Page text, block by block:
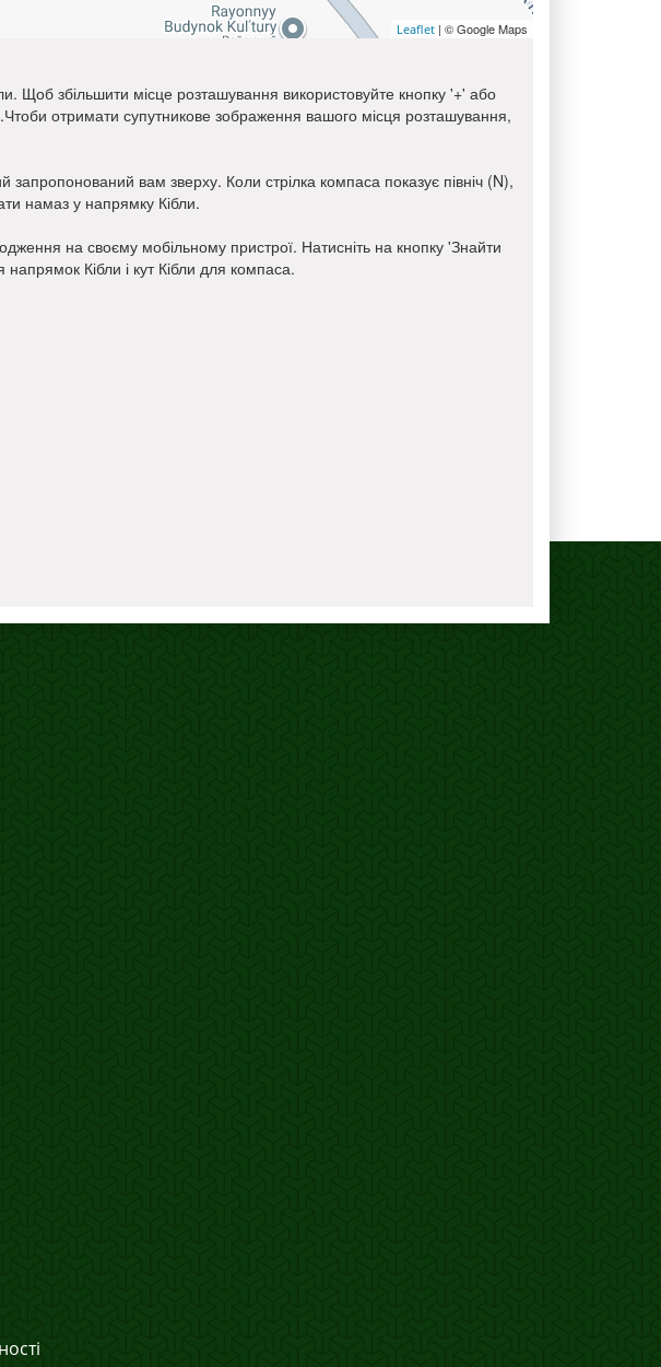
Leaflet | © Google Maps
Щоб збільшити місце розташування використовуйте кнопку '+' або
отримати супутникове зображення вашого місця розташування,
запропонований вам зверху. Коли стрілка компаса показує північ (N),
намаз у напрямку Кібли.
на своєму мобільному пристрої. Натисніть на кнопку 'Знайти
Кібли і кут Кібли для компаса.